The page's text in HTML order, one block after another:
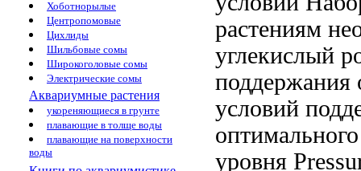
Хоботнорылые
Центропомовые
Цихлиды
Шильбовые сомы
Широкоголовые сомы
Электрические сомы
Аквариумные растения
укореняющиеся в грунте
плавающие в толще воды
плавающие на поверхности
воды
растениям
углекислый
поддержания
условий
оптимального
уровня